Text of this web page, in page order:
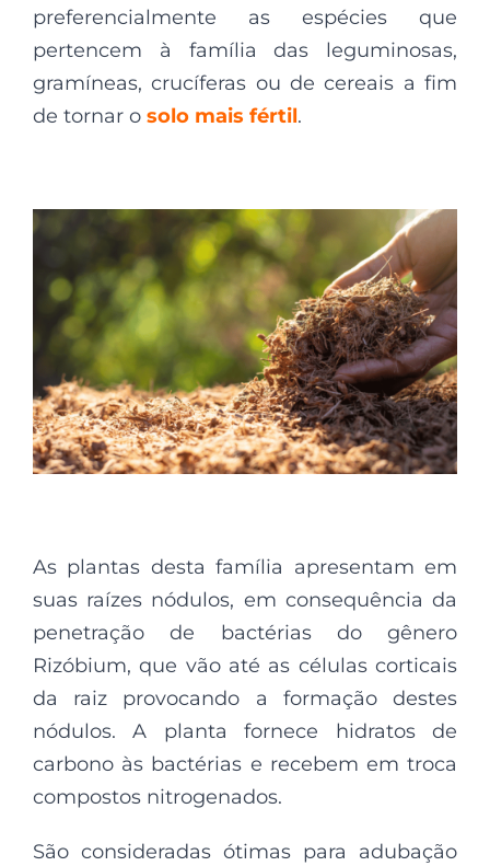
preferencialmente as espécies que
pertencem à família das leguminosas,
gramíneas, crucíferas ou de cereais a fim
de tornar o solo mais fértil.
As plantas desta família apresentam em
suas raízes nódulos, em consequência da
penetração de bactérias do gênero
Rizóbium, que vão até as células corticais
da raiz provocando a formação destes
nódulos. A planta fornece hidratos de
carbono às bactérias e recebem em troca
compostos nitrogenados.
São consideradas ótimas para adubação